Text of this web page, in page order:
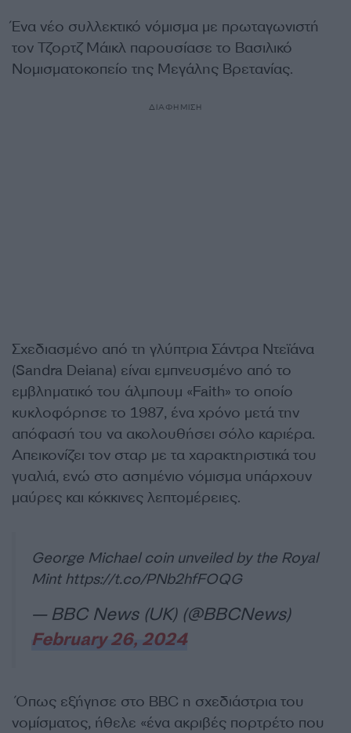
Ένα νέο συλλεκτικό νόμισμα με πρωταγωνιστή
τον Τζορτζ Μάικλ παρουσίασε το Βασιλικό
Νομισματοκοπείο της Μεγάλης Βρετανίας.
ΔΙΑΦΗΜΙΣΗ
Σχεδιασμένο από τη γλύπτρια Σάντρα Ντεϊάνα
(Sandra Deiana) είναι εμπνευσμένο από το
εμβληματικό του άλμπουμ «Faith» το οποίο
κυκλοφόρησε το 1987, ένα χρόνο μετά την
απόφασή του να ακολουθήσει σόλο καριέρα.
Απεικονίζει τον σταρ με τα χαρακτηριστικά του
γυαλιά, ενώ στο ασημένιο νόμισμα υπάρχουν
μαύρες και κόκκινες λεπτομέρειες.
George Michael coin unveiled by the Royal
Mint https://t.co/PNb2hfFOQG
— BBC News (UK) (@BBCNews)
February 26, 2024
Όπως εξήγησε στο ΒΒC η σχεδιάστρια του
νομίσματος, ήθελε «ένα ακριβές πορτρέτο που